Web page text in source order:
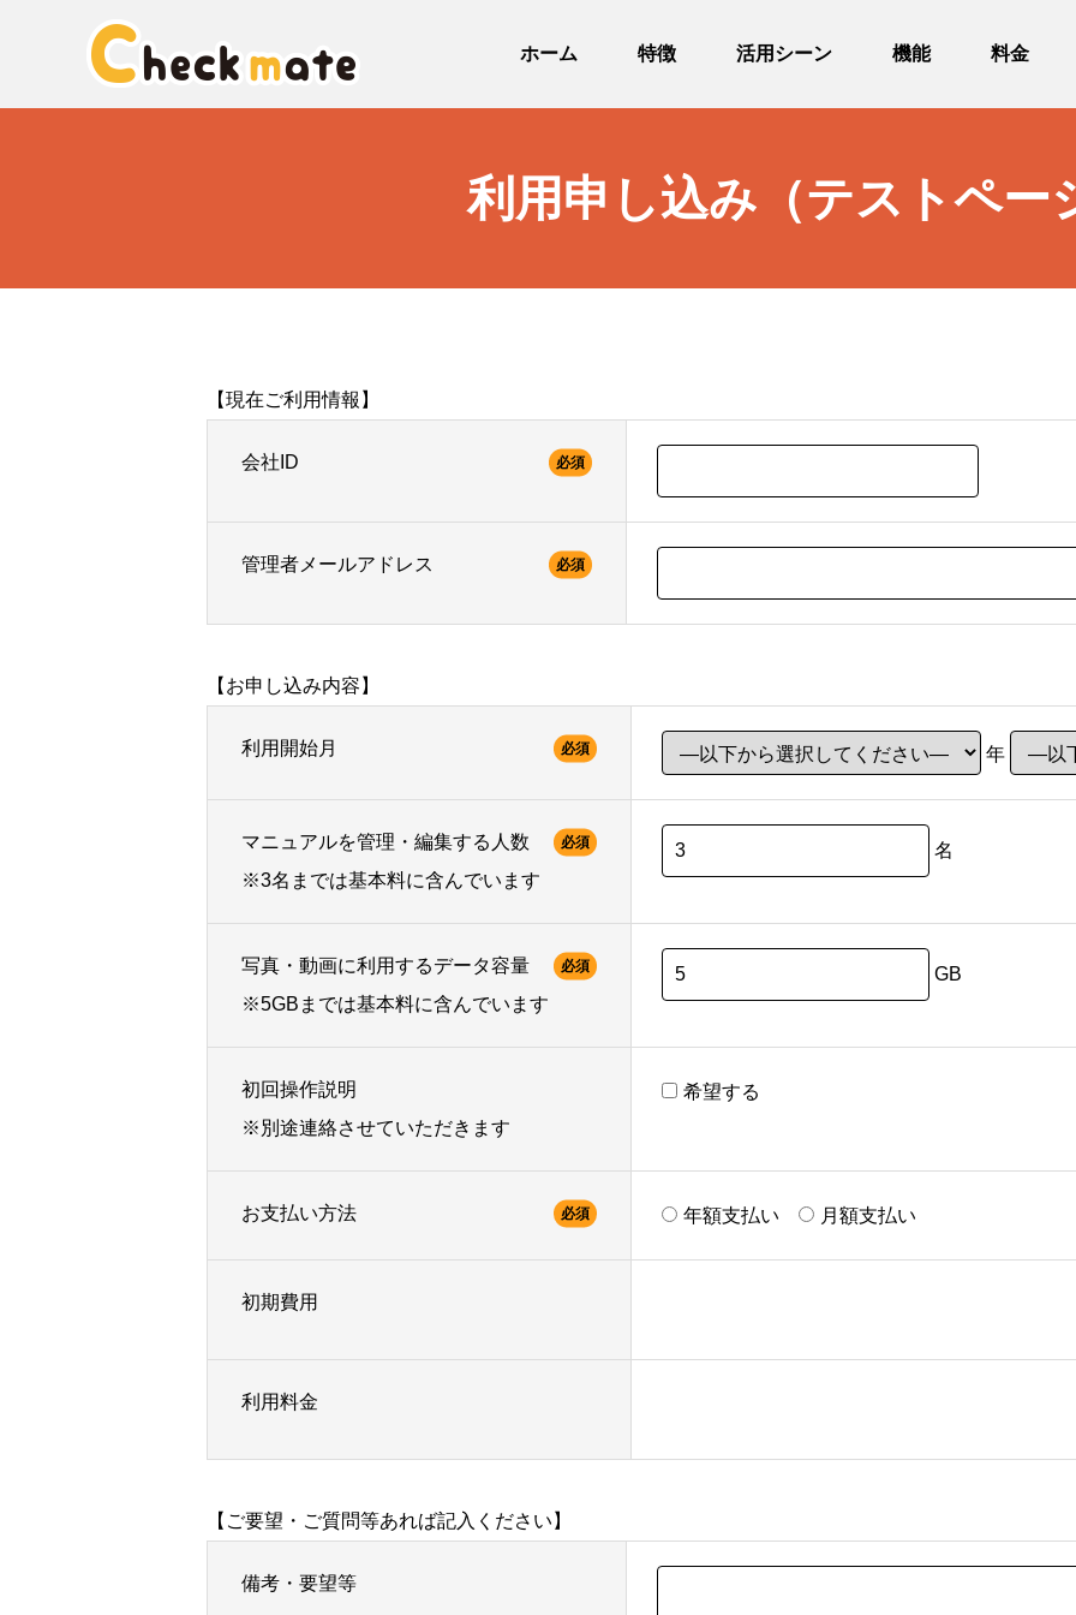
ホーム 特徴 活用シーン 機能 料金
利用申し込み（テストペー
【現在ご利用情報】
会社ID 必須
管理者メールアドレス 必須
【お申し込み内容】
利用開始月 必須 年
マニュアルを管理・編集する人数 必須
※3名までは基本料に含んでいます
名
写真・動画に利用するデータ容量 必須
※5GBまでは基本料に含んでいます
GB
初回操作説明
※別途連絡させていただきます
希望する
お支払い方法 必須 年額支払い 月額支払い
初期費用
利用料金
【ご要望・ご質問等あれば記入ください】
備考・要望等